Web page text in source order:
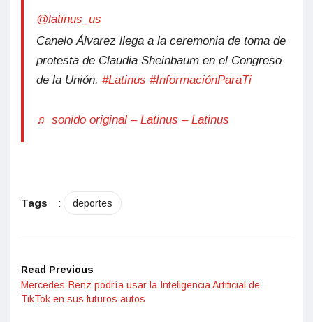
@latinus_us
Canelo Álvarez llega a la ceremonia de toma de
protesta de Claudia Sheinbaum en el Congreso
de la Unión. #Latinus #InformaciónParaTi
♬ sonido original – Latinus – Latinus
Tags : deportes
Read Previous
Mercedes-Benz podría usar la Inteligencia Artificial de
TikTok en sus futuros autos